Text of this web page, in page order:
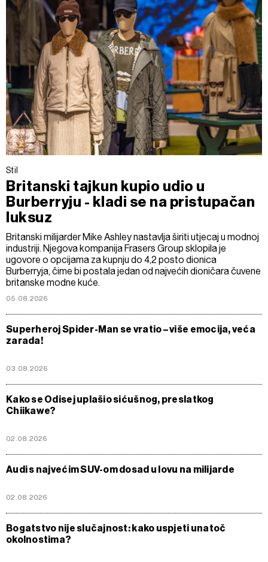
Stil
Britanski tajkun kupio udio u
Burberryju - kladi se na pristupačan
luksuz
Britanski milijarder Mike Ashley nastavlja širiti utjecaj u modnoj
industriji. Njegova kompanija Frasers Group sklopila je
ugovore o opcijama za kupnju do 4,2 posto dionica
Burberryja, čime bi postala jedan od najvećih dioničara čuvene
britanske modne kuće.
05.08.2026
Superheroj Spider-Man se vratio – više emocija, veća
zarada!
03.08.2026
Kako se Odisej uplašio sićušnog, preslatkog
Chiikawe?
02.08.2026
Audi s najvećim SUV-om dosad u lovu na milijarde
02.08.2026
Bogatstvo nije slučajnost: kako uspjeti unatoč
okolnostima?